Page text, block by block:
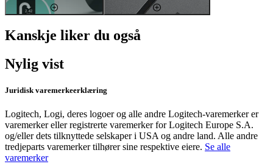
Kanskje liker du også
Nylig vist
Juridisk varemerkeerklæring
Logitech, Logi, deres logoer og alle andre Logitech-varemerker er
varemerker eller registrerte varemerker for Logitech Europe S.A.
og/eller dets tilknyttede selskaper i USA og andre land. Alle andre
tredjeparts varemerker tilhører sine respektive eiere. Se alle
varemerker